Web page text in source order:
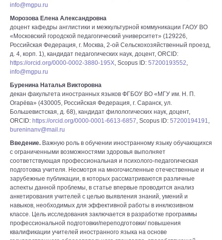
info@mgpu.ru
Морозова Елена Александровна
доцент кафедры англистики и межкультурной коммуникации ГАОУ ВО
«Московский городской педагогический университет» (129226,
Российская Федерация, г. Москва, 2-ой Сельскохозяйственный проезд,
д. 4, корп. 1), кандидат педагогических наук, доцент, ORCID:
https://orcid.org/0000-0002-3880-195X, Scopus ID: 57200193552,
info@mgpu.ru
Буренина Наталья Викторовна
декан факультета иностранных языков ФГБОУ ВО «МГУ им. Н. П.
Огарёва» (430005, Российская Федерация, г. Саранск, ул.
Большевистская, д. 68), кандидат филологических наук, доцент,
ORCID: https://orcid.org/0000-0001-6613-6857, Scopus ID: 57200194191,
bureninanv@mail.ru
Введение. Важную роль в обучении иностранному языку обучающихся
с ограниченными возможностями здоровья выполняет
соответствующая профессиональная и психолого-педагогическая
подготовка учителя. Несмотря на многочисленные отечественные и
зарубежные публикации, в которых рассматриваются различные
аспекты данной проблемы, в статье впервые проводится анализ
анкетирования учителей с целью выявления знаний, умений и
навыков, необходимых для эффективной работы в инклюзивном
классе. Цель исследования заключается в разработке программы
профессиональной подготовки/переподготовки/ повышения
квалификации учителей иностранного языка на основе